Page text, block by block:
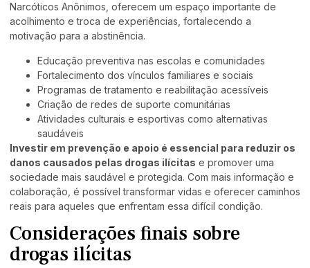
Narcóticos Anônimos, oferecem um espaço importante de
acolhimento e troca de experiências, fortalecendo a
motivação para a abstinência.
Educação preventiva nas escolas e comunidades
Fortalecimento dos vínculos familiares e sociais
Programas de tratamento e reabilitação acessíveis
Criação de redes de suporte comunitárias
Atividades culturais e esportivas como alternativas
saudáveis
Investir em prevenção e apoio é essencial para reduzir os
danos causados pelas drogas ilícitas e promover uma
sociedade mais saudável e protegida. Com mais informação e
colaboração, é possível transformar vidas e oferecer caminhos
reais para aqueles que enfrentam essa difícil condição.
Considerações finais sobre
drogas ilícitas